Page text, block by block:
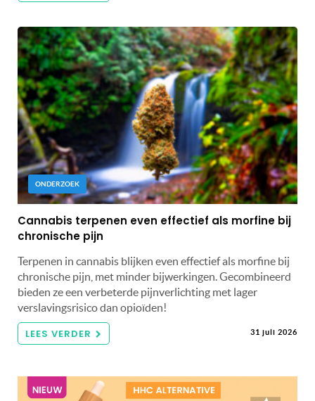
ONDERZOEK
Cannabis terpenen even effectief als morfine bij
chronische pijn
Terpenen in cannabis blijken even effectief als morfine bij
chronische pijn, met minder bijwerkingen. Gecombineerd
bieden ze een verbeterde pijnverlichting met lager
verslavingsrisico dan opioïden!
LEES VERDER 31 juli 2026